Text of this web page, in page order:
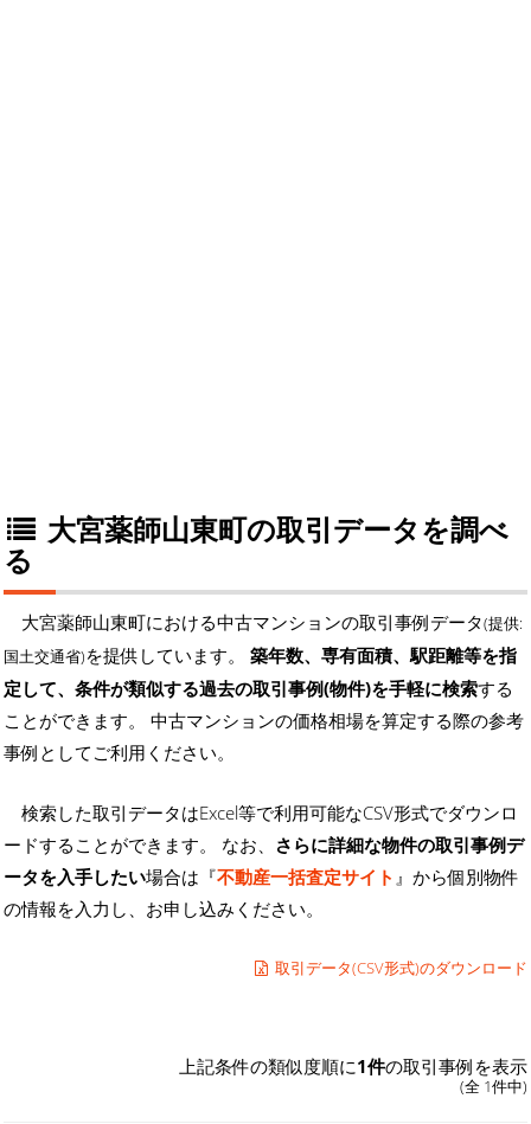
大宮薬師山東町の取引データを調べ
る
大宮薬師山東町における中古マンションの取引事例データ(提供:
国土交通省)を提供しています。 築年数、専有面積、駅距離等を指
定して、条件が類似する過去の取引事例(物件)を手軽に検索する
ことができます。 中古マンションの価格相場を算定する際の参考
事例としてご利用ください。
検索した取引データはExcel等で利用可能なCSV形式でダウンロ
ードすることができます。 なお、 さらに詳細な物件の取引事例デ
ータを入手したい場合は『不動産一括査定サイト 』から個別物件
の情報を入力し、お申し込みください。
取引データ(CSV形式)のダウンロード
上記条件の類似度順に1件の取引事例を表示
(全 1件中)